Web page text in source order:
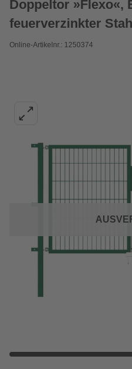
Doppeltor »Flexo«,
feuerverzinkter
Online-Artikelnr.: 1250374